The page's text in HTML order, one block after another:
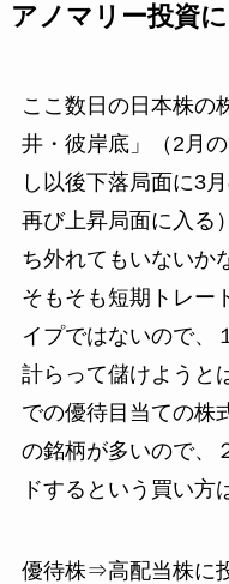
アノマリー投資
ここ数日の日本株の
井・彼岸底」（2月
し以後下落局面に3
再び上昇局面に入る
ち外れてもいないか
そもそも短期トレー
イプではないので、
計らって儲けようと
での優待目当ての株
の銘柄が多いので、
ドするという買い方
優待株⇒高配当株に